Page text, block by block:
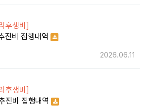
후생비]
진비 집행내역
2026.06.11
후생비]
진비 집행내역